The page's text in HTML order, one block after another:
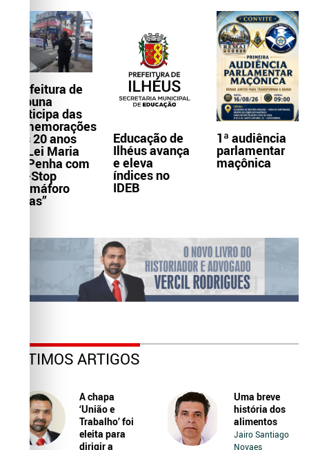
Prefeitura de
Itabuna
participa das
comemorações
dos 20 anos
da Lei Maria
da Penha com
Pit-Stop
“Samáforo
Delas”
Educação de
Ilhéus avança
e eleva
índices no
IDEB
1ª audiência
parlamentar
maçônica
ÚLTIMOS ARTIGOS
A chapa
‘União e
Trabalho’ foi
eleita para
dirigir a
Uma breve
história dos
alimentos
Jairo Santiago
Novaes